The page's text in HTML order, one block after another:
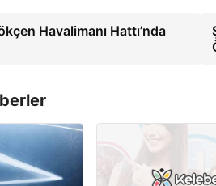
Havalimanı Hattı’nda